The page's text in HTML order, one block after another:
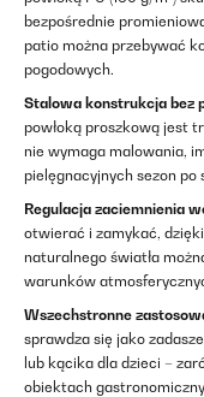
bezpośrednie
patio można przebywać
pogodowych.
Stalowa konstrukcja bez
powłoką proszkową jest
nie wymaga malowania,
pielęgnacyjnych sezon po
Regulacja zaciemnienia
otwierać i zamykać,
naturalnego światła
warunków
Wszechstronne
sprawdza się jako
lub kącika dla dzieci –
obiektach